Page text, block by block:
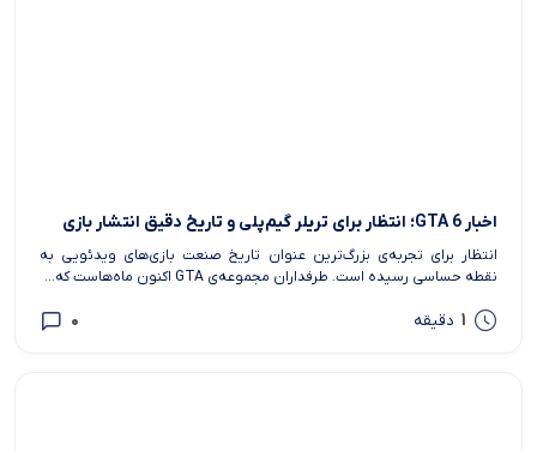
اخبار GTA 6؛ انتظار برای تریلر گیم‌پلی و تاریخ دقیق انتشار بازی
انتظار برای تجربه‌ی بزرگ‌ترین عنوان تاریخ صنعت بازی‌های ویدئویی به
نقطه حساسی رسیده است. طرفداران مجموعه‌ی GTA اکنون ماه‌هاست که...
1 دقیقه 0